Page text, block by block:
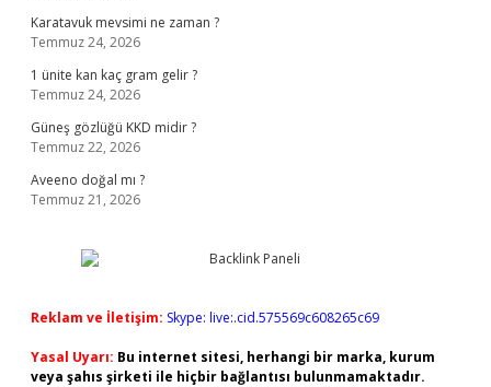
Karatavuk mevsimi ne zaman ?
Temmuz 24, 2026
1 ünite kan kaç gram gelir ?
Temmuz 24, 2026
Güneş gözlüğü KKD midir ?
Temmuz 22, 2026
Aveeno doğal mı ?
Temmuz 21, 2026
Reklam ve İletişim: Skype: live:.cid.575569c608265c69
Yasal Uyarı: Bu internet sitesi, herhangi bir marka, kurum
veya şahıs şirketi ile hiçbir bağlantısı bulunmamaktadır.